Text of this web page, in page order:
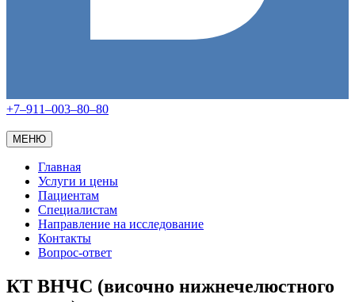
+7–911–003–80–80
МЕНЮ
Главная
Услуги и цены
Пациентам
Специалистам
Направление на исследование
Контакты
Вопрос-ответ
КТ ВНЧС (височно нижнечелюстного